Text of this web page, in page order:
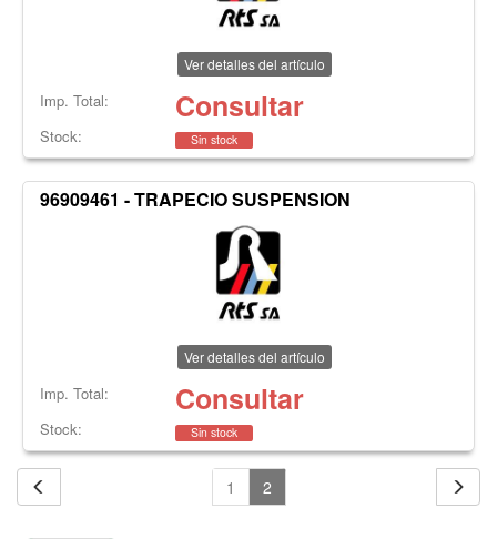
Ver detalles del artículo
Imp. Total: Consultar
Stock: Sin stock
96909461 - TRAPECIO SUSPENSION
Ver detalles del artículo
Imp. Total: Consultar
Stock: Sin stock
1 2